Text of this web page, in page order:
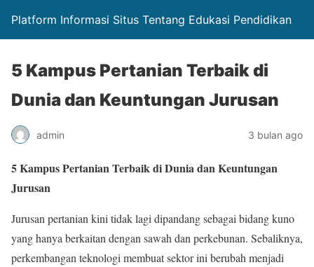
Platform Informasi Situs Tentang Edukasi Pendidikan
5 Kampus Pertanian Terbaik di
Dunia dan Keuntungan Jurusan
admin 3 bulan ago
5 Kampus Pertanian Terbaik di Dunia dan Keuntungan
Jurusan
Jurusan pertanian kini tidak lagi dipandang sebagai bidang kuno
yang hanya berkaitan dengan sawah dan perkebunan. Sebaliknya,
perkembangan teknologi membuat sektor ini berubah menjadi